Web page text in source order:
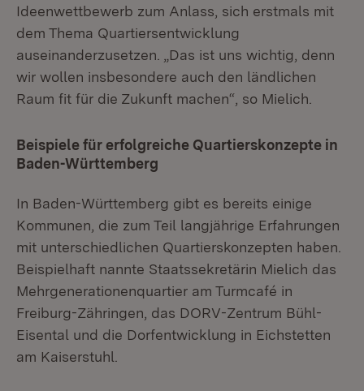
Ideenwettbewerb zum Anlass, sich erstmals mit
dem Thema Quartiersentwicklung
auseinanderzusetzen. „Das ist uns wichtig, denn
wir wollen insbesondere auch den ländlichen
Raum fit für die Zukunft machen“, so Mielich.
Beispiele für erfolgreiche Quartierskonzepte in
Baden-Württemberg
In Baden-Württemberg gibt es bereits einige
Kommunen, die zum Teil langjährige Erfahrungen
mit unterschiedlichen Quartierskonzepten haben.
Beispielhaft nannte Staatssekretärin Mielich das
Mehrgenerationenquartier am Turmcafé in
Freiburg-Zähringen, das DORV-Zentrum Bühl-
Eisental und die Dorfentwicklung in Eichstetten
am Kaiserstuhl.